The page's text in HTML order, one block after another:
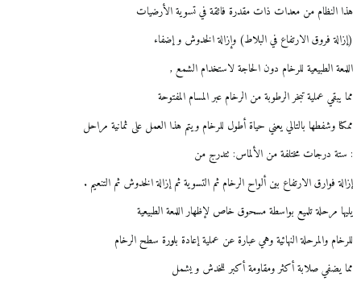
هذا النظام من معدات ذات مقدرة فائقة في تسوية الأرضيات
(إزالة فروق الارتفاع في البلاط) وإزالة الخدوش و إضفاء
اللمعة الطبيعية للرخام دون الحاجة لاستخدام الشمع ,
مما يبقي عملية تبخر الرطوبة من الرخام عبر المسام المفتوحة
ممكنا وشفطها بالتالي يعني حياة أطول للرخام ويتم هذا العمل على ثمانية مراحل
: ستة درجات مختلفة من الألماس: تتدرج من
إزالة فوارق الارتفاع بين ألواح الرخام ثم التسوية ثم إزالة الخدوش ثم التنعيم .
يليها مرحلة تلميع بواسطة مسحوق خاص لإظهار اللمعة الطبيعية
للرخام والمرحلة النهائية وهي عبارة عن عملية إعادة بلورة سطح الرخام
مما يضفي صلابة أكثر ومقاومة أكبر للخدش و يشمل